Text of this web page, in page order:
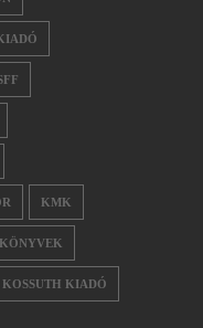
KMK
KOSSUTH KIADÓ